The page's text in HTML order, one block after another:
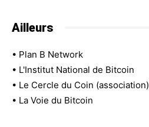
Ailleurs
• Plan B Network
• L'Institut National de Bitcoin
• Le Cercle du Coin (association)
• La Voie du Bitcoin